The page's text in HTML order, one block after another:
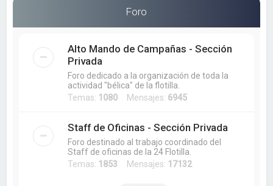
Foro
Alto Mando de Campañas - Sección
Privada
Foro dedicado a la organización de toda la
actividad "bélica" de la flotilla.
Temas: 1080 Mensajes: 6945
Staff de Oficinas - Sección Privada
Foro destinado al trabajo coordinado del
Staff de oficinas de la 24 Flotilla.
Temas: 1853 Mensajes: 17132